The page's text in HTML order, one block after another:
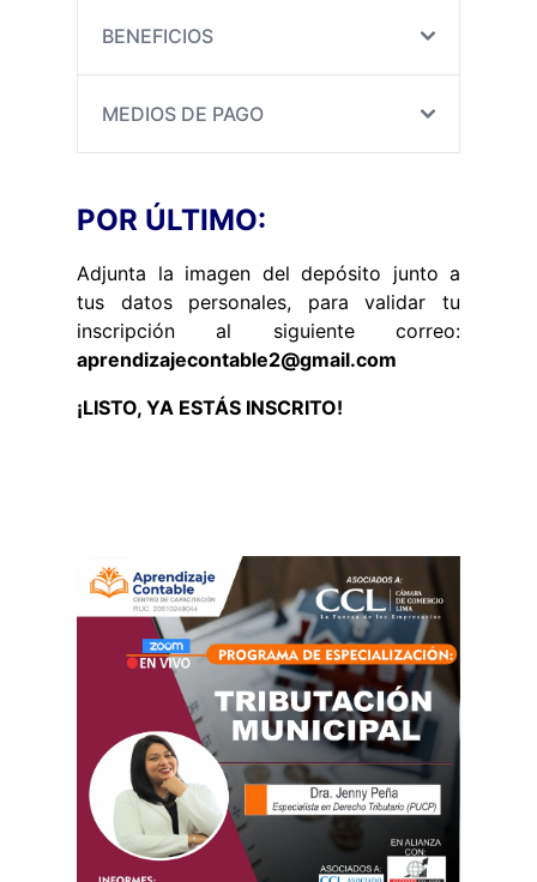
BENEFICIOS
MEDIOS DE PAGO
POR ÚLTIMO:
Adjunta la imagen del depósito junto a
tus datos personales, para validar tu
inscripción al siguiente correo:
aprendizajecontable2@gmail.com
¡LISTO, YA ESTÁS INSCRITO!